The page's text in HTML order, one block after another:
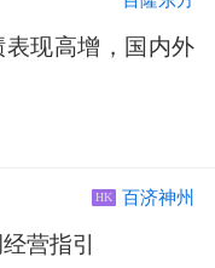
现高增，国内外
HK 百济神州
营指引